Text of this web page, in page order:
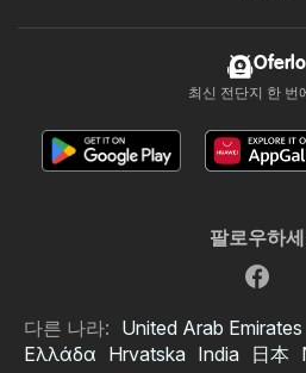
Oferlo
최신 전단지 한 번
팔로우하
다른 나라: United Arab Emirates
Ελλάδα Hrvatska India 日本